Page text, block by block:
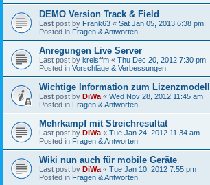
DEMO Version Track & Field
Last post by Frank63 « Sat Jan 05, 2013 6:38 pm
Posted in Fragen & Antworten
Anregungen Live Server
Last post by kreisffm « Thu Dec 20, 2012 7:30 pm
Posted in Vorschläge & Verbessungen
Wichtige Information zum Lizenzmodell
Last post by DiWa « Wed Nov 28, 2012 11:45 am
Posted in Fragen & Antworten
Mehrkampf mit Streichresultat
Last post by DiWa « Tue Jan 24, 2012 11:34 am
Posted in Fragen & Antworten
Wiki nun auch für mobile Geräte
Last post by DiWa « Tue Jan 10, 2012 7:55 pm
Posted in Fragen & Antworten